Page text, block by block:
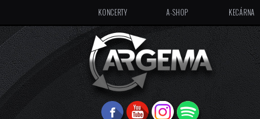
KONCERTY A-SHOP KECÁRNA